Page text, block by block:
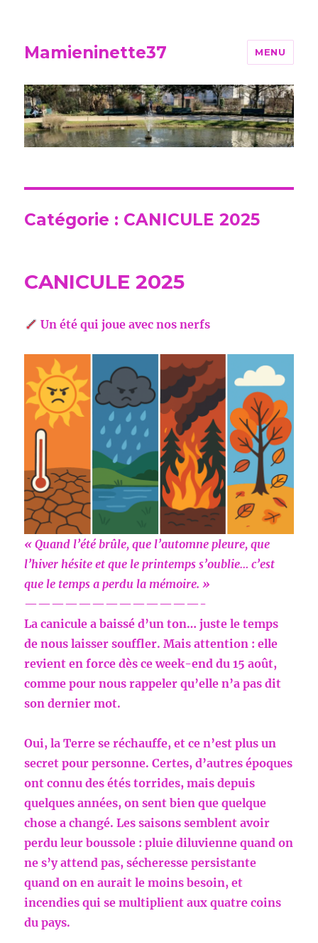
Mamieninette37 MENU
Catégorie : CANICULE 2025
CANICULE 2025
Un été qui joue avec nos nerfs
« Quand l’été brûle, que l’automne pleure, que
l’hiver hésite et que le printemps s’oublie… c’est
que le temps a perdu la mémoire. »
—————————————-
La canicule a baissé d’un ton… juste le temps
de nous laisser souffler. Mais attention : elle
revient en force dès ce week-end du 15 août,
comme pour nous rappeler qu’elle n’a pas dit
son dernier mot.
Oui, la Terre se réchauffe, et ce n’est plus un
secret pour personne. Certes, d’autres époques
ont connu des étés torrides, mais depuis
quelques années, on sent bien que quelque
chose a changé. Les saisons semblent avoir
perdu leur boussole : pluie diluvienne quand on
ne s’y attend pas, sécheresse persistante
quand on en aurait le moins besoin, et
incendies qui se multiplient aux quatre coins
du pays.